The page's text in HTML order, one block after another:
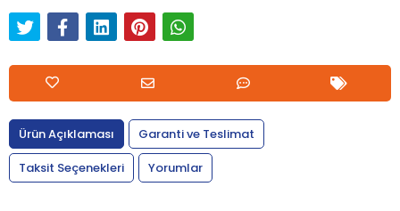
Ürün Açıklaması
Garanti ve Teslimat
Taksit Seçenekleri
Yorumlar